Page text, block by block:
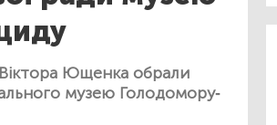
Ющенка обрали
музею Голодомору-